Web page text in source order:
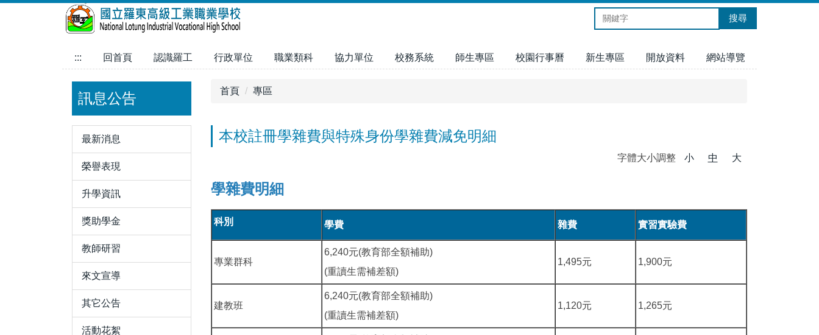
搜尋
::: 回首頁 認識羅工 行政單位 職業類科 協力單位 校務系統 師生專區 校園行事曆 新生專區 開放資料 網站導覽
訊息公告
最新消息
榮譽表現
升學資訊
獎助學金
教師研習
來文宣導
其它公告
活動花絮
首頁 專區
本校註冊學雜費與特殊身份學雜費減免明細
字體大小調整 小 中 大
學雜費明細
科別 學費 雜費 實習實驗費
專業群科
6,240元(教育部全額補助)
(重讀生需補差額)
1,495元 1,900元
建教班
6,240元(教育部全額補助)
(重讀生需補差額)
1,120元 1,265元